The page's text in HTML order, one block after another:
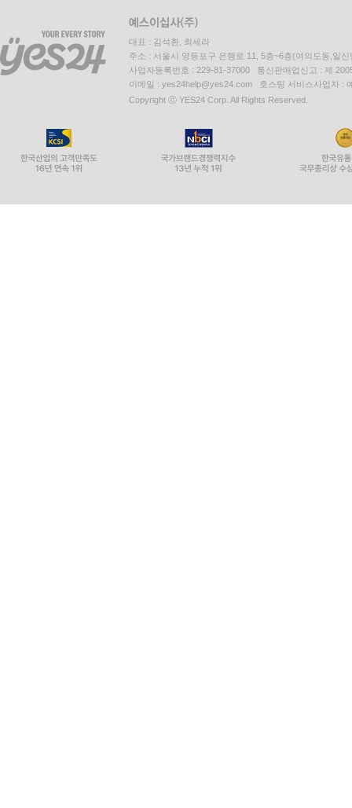
대표 : 김석환, 최세라
주소 : 서울시 영등포구 은행로 11, 5층~6층(여의도동,일신
사업자등록번호 : 229-81-37000 통신판매업신고 : 제
이메일 : yes24help@yes24.com 호스팅 서비스사업자 :
Copyright ⓒ YES24 Corp. All Rights Reserved.